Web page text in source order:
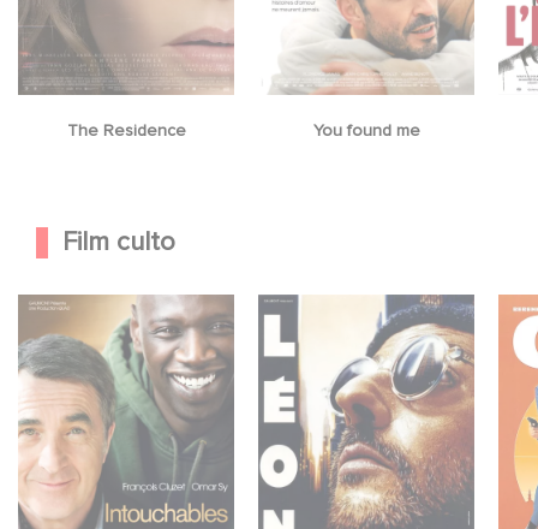
The Residence You found me
Film culto